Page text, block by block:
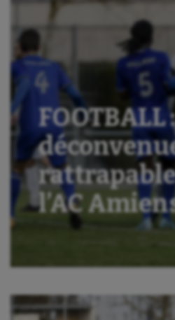
FOOTBALL
l’AC